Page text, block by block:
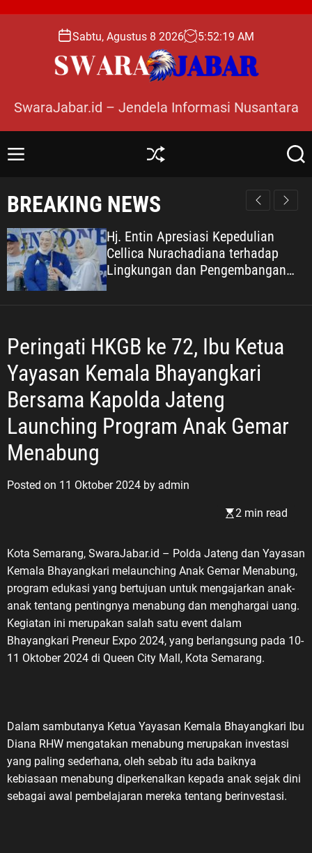
o
Sabtu, Agustus 8 2026 5:52:20 AM
SwaraJabar.id – Jendela Informasi Nusantara
M
u
S
ff
S
r
BREAKING NEWS
Hj. Entin Apresiasi Kepedulian
Cellica Nurachadiana terhadap
Lingkungan dan Pengembangan
Wisata Desa Cipayung
Peringati HKGB ke 72, Ibu Ketua
Yayasan Kemala Bhayangkari
Bersama Kapolda Jateng
Launching Program Anak Gemar
Menabung
Posted on 11 Oktober 2024 by admin
2 min read
Kota Semarang, SwaraJabar.id – Polda Jateng dan Yayasan
Kemala Bhayangkari melaunching Anak Gemar Menabung,
program edukasi yang bertujuan untuk mengajarkan anak-
anak tentang pentingnya menabung dan menghargai uang.
Kegiatan ini merupakan salah satu event dalam
Bhayangkari Preneur Expo 2024, yang berlangsung pada 10-
11 Oktober 2024 di Queen City Mall, Kota Semarang.
Dalam sambutanya Ketua Yayasan Kemala Bhayangkari Ibu
Diana RHW mengatakan menabung merupakan investasi
yang paling sederhana, oleh sebab itu ada baiknya
kebiasaan menabung diperkenalkan kepada anak sejak dini
sebagai awal pembelajaran mereka tentang berinvestasi.